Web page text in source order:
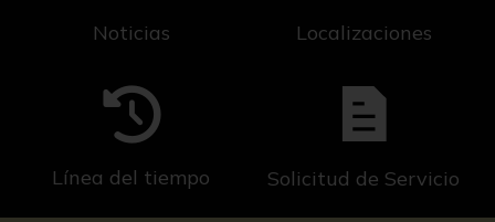
Noticias Localizaciones
Línea del tiempo Solicitud de Servicio